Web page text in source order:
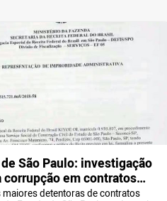
São Paulo: investigação
corrupção em contratos
com OSS
maiores detentoras de contratos